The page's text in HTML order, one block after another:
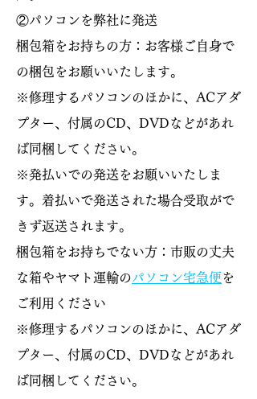
②パソコンを弊社に発送
梱包箱をお持ちの方：お客様ご自身で
の梱包をお願いいたします。
※修理するパソコンのほかに、ACアダ
プター、付属のCD、DVDなどがあれ
ば同梱してください。
※発払いでの発送をお願いいたしま
す。着払いで発送された場合受取がで
きず返送されます。
梱包箱をお持ちでない方：市販の丈夫
な箱やヤマト運輸のパソコン宅急便を
ご利用ください
※修理するパソコンのほかに、ACアダ
プター、付属のCD、DVDなどがあれ
ば同梱してください。